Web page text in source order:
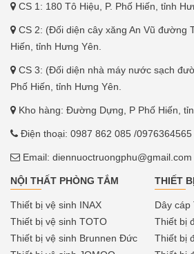
CS 1: 180 Tô Hiệu, P. Phố Hiến, tỉnh
CS 2: (Đối diện cây xăng An Vũ đường
Hiến, tỉnh Hưng Yên.
CS 3: (Đối diện nhà máy nước sạch
Phố Hiến, tỉnh Hưng Yên.
Kho hàng: Đường Dựng, P Phố Hiến,
Điện thoại: 0987 862 085 /0976364565
Email: diennuoctruongphu@gmail.com
NỘI THẤT PHÒNG TẮM
Thiết bị vệ sinh INAX
Thiết bị vệ sinh TOTO
Thiết bị vệ sinh Brunnen Đức
THIẾT
Dây cáp
Thiết bị
Thiết bị